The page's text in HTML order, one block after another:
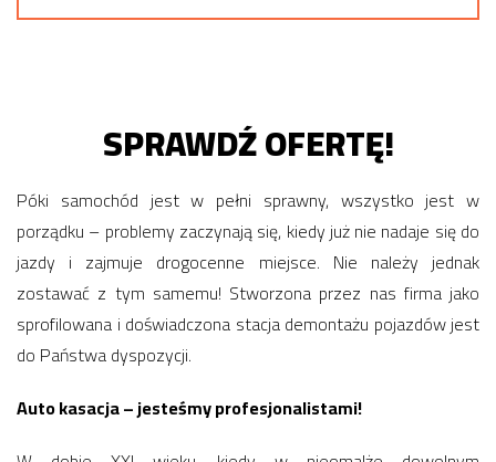
SPRAWDŹ OFERTĘ!
Póki samochód jest w pełni sprawny, wszystko jest w
porządku – problemy zaczynają się, kiedy już nie nadaje się do
jazdy i zajmuje drogocenne miejsce. Nie należy jednak
zostawać z tym samemu! Stworzona przez nas firma jako
sprofilowana i doświadczona stacja demontażu pojazdów jest
do Państwa dyspozycji.
Auto kasacja – jesteśmy profesjonalistami!